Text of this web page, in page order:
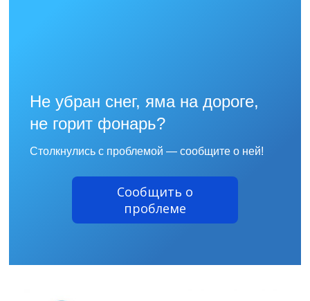
Не убран снег, яма на дороге,
не горит фонарь?
Столкнулись с проблемой — сообщите о ней!
Сообщить о
проблеме